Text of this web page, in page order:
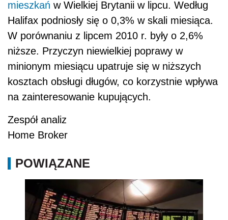
mieszkań w Wielkiej Brytanii w lipcu. Według
Halifax podniosły się o 0,3% w skali miesiąca.
W porównaniu z lipcem 2010 r. były o 2,6%
niższe. Przyczyn niewielkiej poprawy w
minionym miesiącu upatruje się w niższych
kosztach obsługi długów, co korzystnie wpływa
na zainteresowanie kupujących.
Zespół analiz
Home Broker
POWIĄZANE